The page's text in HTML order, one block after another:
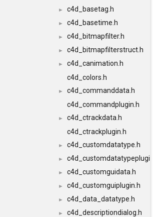
► c4d_basetag.h
► c4d_basetime.h
► c4d_bitmapfilter.h
► c4d_bitmapfilterstruct.h
►
c4d_canimation.h
c4d_colors.h
►
c4d_commanddata.h
c4d_commandplugin.h
►
c4d_ctrackdata.h
c4d_ctrackplugin.h
► c4d_customdatatype.h
► c4d_customdatatypeplugin.h
► c4d_customguidata.h
► c4d_customguiplugin.h
► c4d_data_datatype.h
► c4d_descriptiondialog.h